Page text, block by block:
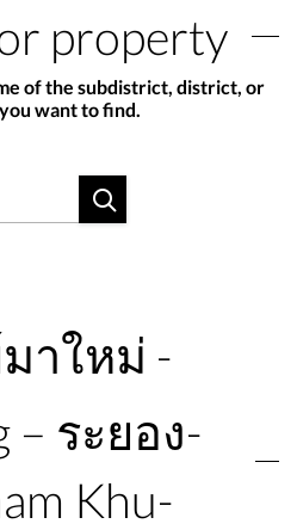
property
of the subdistrict, district, or
want to find.
าใหม่ -
– ระยอง-
Khu-